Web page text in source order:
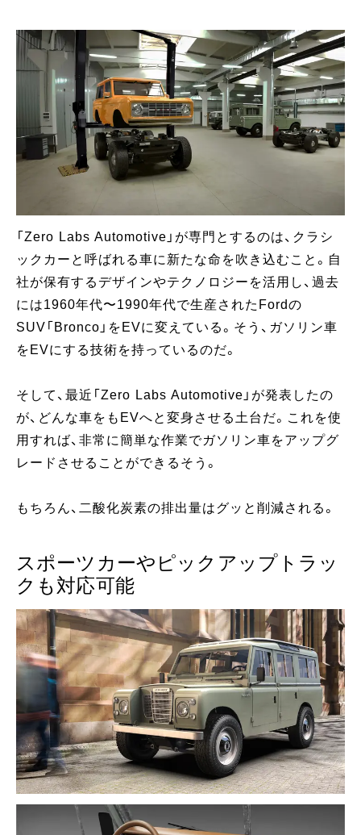
「Zero Labs Automotive」が専門とするのは、クラシ
ックカーと呼ばれる車に新たな命を吹き込むこと。自
社が保有するデザインやテクノロジーを活用し、過去
には1960年代〜1990年代で生産されたFordの
SUV「Bronco」をEVに変えている。そう、ガソリン車
をEVにする技術を持っているのだ。
そして、最近「Zero Labs Automotive」が発表したの
が、どんな車をもEVへと変身させる土台だ。これを使
用すれば、非常に簡単な作業でガソリン車をアップグ
レードさせることができるそう。
もちろん、二酸化炭素の排出量はグッと削減される。
スポーツカーやピックアップトラッ
クも対応可能